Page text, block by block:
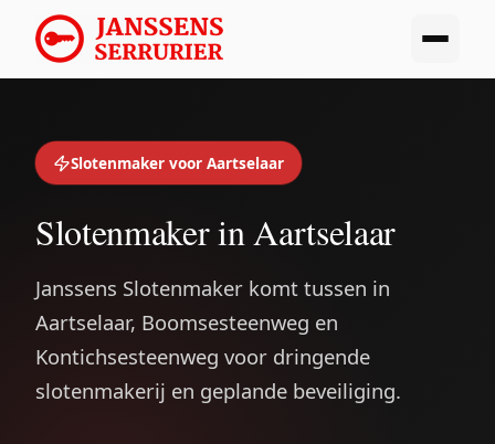
Slotenmaker voor Aartselaar
Slotenmaker in Aartselaar
Janssens Slotenmaker komt tussen in
Aartselaar, Boomsesteenweg en
Kontichsesteenweg voor dringende
slotenmakerij en geplande beveiliging.